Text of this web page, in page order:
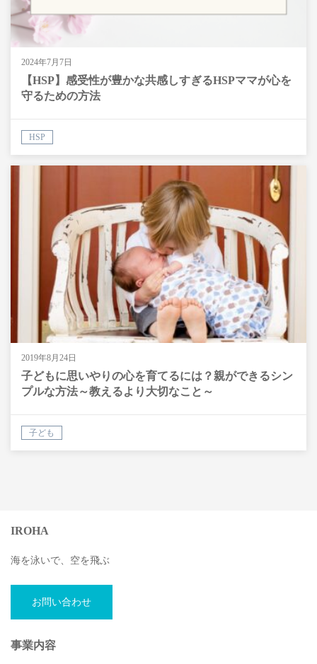
2024年7月7日
【HSP】感受性が豊かな共感しすぎるHSPママが心を
守るための方法
HSP
2019年8月24日
子どもに思いやりの心を育てるには？親ができるシン
プルな方法～教えるより大切なこと～
子ども
IROHA
海を泳いで、空を飛ぶ
お問い合わせ
事業内容